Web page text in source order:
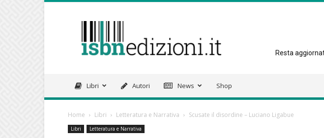
isbnedizioni.it
Resta
Libri Autori News Shop
Home Libri Letteratura e Narrativa Scusate il disordine – Luciano Ligabue
Libri Letteratura e Narrativa